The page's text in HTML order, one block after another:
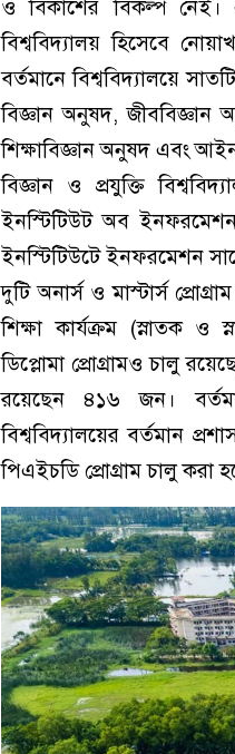
ও বিকাশের বিকল্প নেই।
বিশ্ববিদ্যালয় হিসেবে
বর্তমানে বিশ্ববিদ্যালয়ে
বিজ্ঞান অনুষদ,
শিক্ষাবিজ্ঞান অনুষদ এবং
বিজ্ঞান ও প্রযুক্তি
ইনস্টিটিউট অব
ইনস্টিটিউটে ইনফরমেশন
দুটি অনার্স ও মাস্টার্স
শিক্ষা কার্যক্রম (স্নাতক ও
ডিপ্লোমা প্রোগ্রামও চালু
রয়েছেন ৪১৬ জন।
বিশ্ববিদ্যালয়ের বর্তমান
পিএইচডি প্রোগ্রাম চালু করা